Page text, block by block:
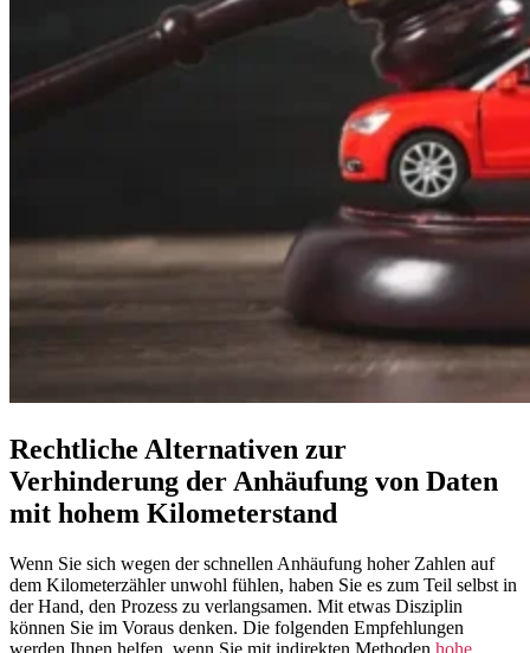
Rechtliche Alternativen zur
Verhinderung der Anhäufung von Daten
mit hohem Kilometerstand
Wenn Sie sich wegen der schnellen Anhäufung hoher Zahlen auf
dem Kilometerzähler unwohl fühlen, haben Sie es zum Teil selbst in
der Hand, den Prozess zu verlangsamen. Mit etwas Disziplin
können Sie im Voraus denken. Die folgenden Empfehlungen